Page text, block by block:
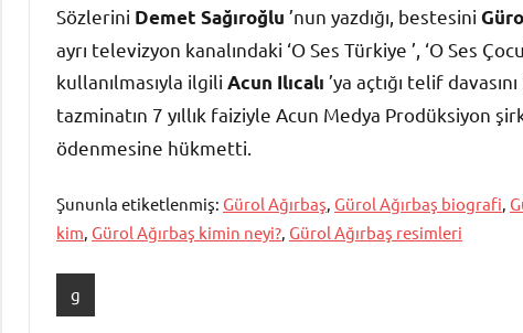
Sözlerini Demet Sağıroğlu ’nun yazdığı, bestesini
ayrı televizyon kanalındaki ‘O Ses Türkiye ’, ‘O Ses
kullanılmasıyla ilgili Acun Ilıcalı ’ya açtığı telif
tazminatın 7 yıllık faiziyle Acun Medya Prodüksiyon
ödenmesine hükmetti.
Şununla etiketlenmiş: Gürol Ağırbaş, Gürol Ağırbaş biografi,
kim, Gürol Ağırbaş kimin neyi?, Gürol Ağırbaş resimleri
g